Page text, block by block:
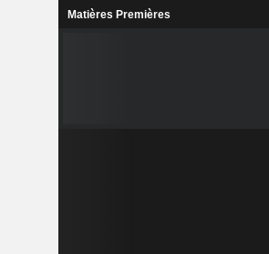
Matières Premières